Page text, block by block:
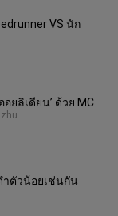
VS นัก
ยลิเดียน’ ด้วย MC
ตัวน้อยเช่นกัน